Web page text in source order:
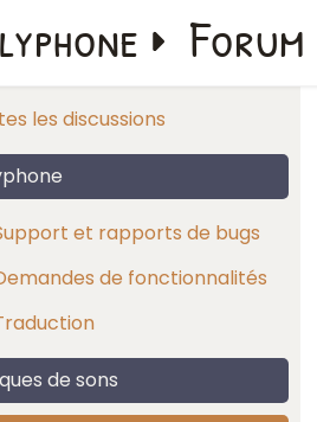
Forum
les discussions
et rapports de bugs
de fonctionnalités
de sons